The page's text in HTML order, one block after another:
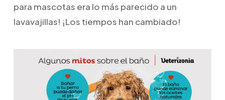
para mascotas era lo más parecido a un
lavavajillas! ¡Los tiempos han cambiado!